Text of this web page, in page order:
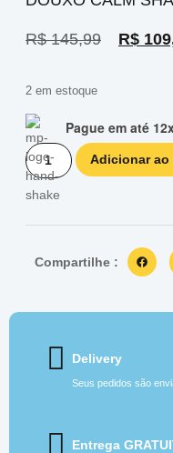
R$145,99 R$
2 em estoque
Pague em até
Adicionar ao
Compartilhe :
Delivery
Seus pedidos são
Entrega